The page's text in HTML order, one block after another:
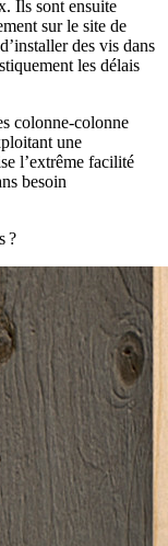
Ils sont ensuite
sur le site de
des vis dans
les délais
colonne-colonne
une
l’extrême facilité
besoin
?